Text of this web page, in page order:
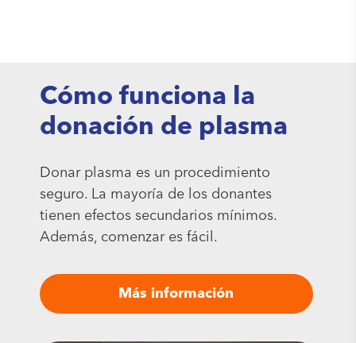
Cómo funciona la
donación de plasma
Donar plasma es un procedimiento
seguro. La mayoría de los donantes
tienen efectos secundarios mínimos.
Además, comenzar es fácil.
Más información